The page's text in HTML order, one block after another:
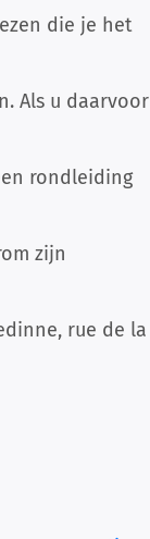
die je het
Als u daarvoor
rondleiding
zijn
rue de la